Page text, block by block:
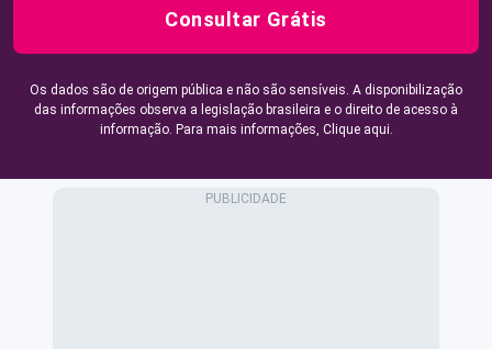
Consultar Grátis
Os dados são de origem pública e não são sensíveis. A disponibilização
das informações observa a legislação brasileira e o direito de acesso à
informação. Para mais informações, Clique aqui.